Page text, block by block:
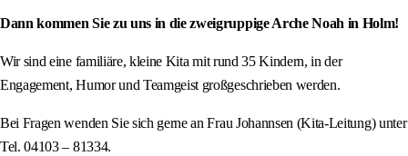
Dann kommen Sie zu uns in die zweigruppige Arche Noah in Holm!
Wir sind eine familiäre, kleine Kita mit rund 35 Kindern, in der
Engagement, Humor und Teamgeist großgeschrieben werden.
Bei Fragen wenden Sie sich gerne an Frau Johannsen (Kita-Leitung) unter
Tel. 04103 – 81334.